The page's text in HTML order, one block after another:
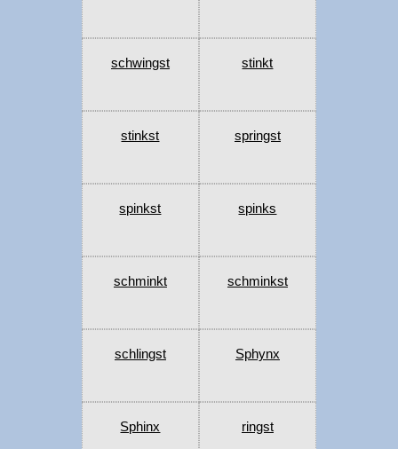
schwingst stinkt
stinkst springst
spinkst spinks
schminkt schminkst
schlingst Sphynx
Sphinx ringst